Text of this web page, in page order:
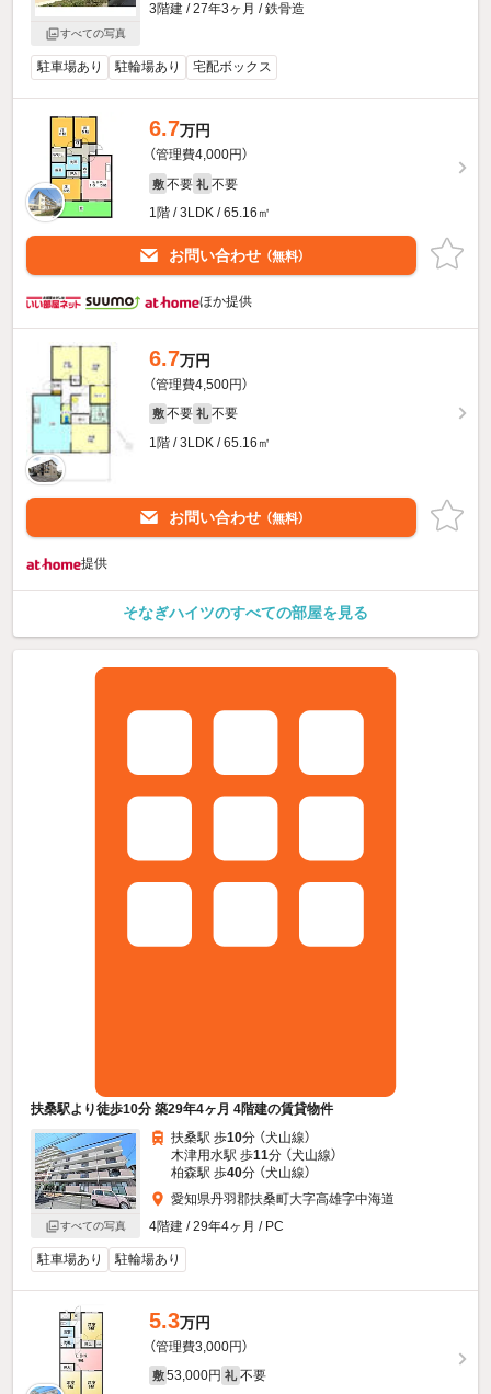
すべての写真
3階建 / 27年3ヶ月 / 鉄骨造
駐車場あり 駐輪場あり 宅配ボックス
6.7万円
（管理費4,000円）
敷 不要 礼 不要
1階 / 3LDK / 65.16㎡
お問い合わせ （無料）
ほか提供
6.7万円
（管理費4,500円）
敷 不要 礼 不要
1階 / 3LDK / 65.16㎡
お問い合わせ （無料）
提供
そなぎハイツのすべての部屋を見る
扶桑駅より徒歩10分 築29年4ヶ月 4階建の賃貸物件
すべての写真
扶桑駅 歩10分 （犬山線）
木津用水駅 歩11分 （犬山線）
柏森駅 歩40分 （犬山線）
愛知県丹羽郡扶桑町大字高雄字中海道
4階建 / 29年4ヶ月 / PC
駐車場あり 駐輪場あり
5.3万円
（管理費3,000円）
敷 53,000円 礼 不要